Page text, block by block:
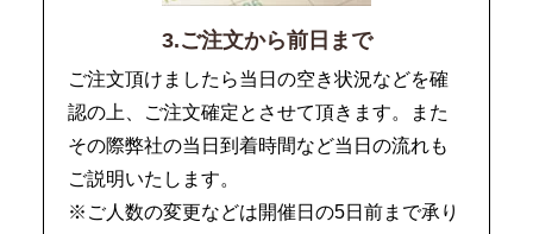
3.ご注文から前日まで
ご注文頂けましたら当日の空き状況などを確
認の上、ご注文確定とさせて頂きます。また
その際弊社の当日到着時間など当日の流れも
ご説明いたします。
※ご人数の変更などは開催日の5日前まで承り